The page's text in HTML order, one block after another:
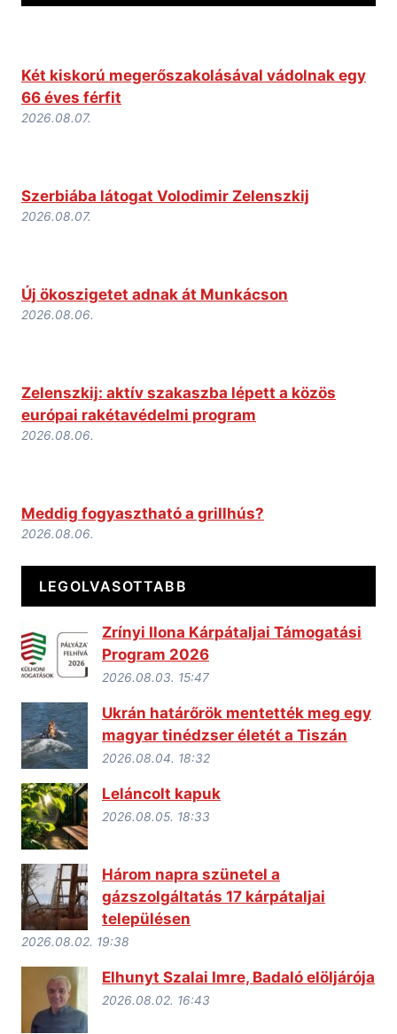
Két kiskorú megerőszakolásával vádolnak egy
66 éves férfit
2026.08.07.
Szerbiába látogat Volodimir Zelenszkij
2026.08.07.
Új ökoszigetet adnak át Munkácson
2026.08.06.
Zelenszkij: aktív szakaszba lépett a közös
európai rakétavédelmi program
2026.08.06.
Meddig fogyasztható a grillhús?
2026.08.06.
LEGOLVASOTTABB
Zrínyi Ilona Kárpátaljai Támogatási
Program 2026
2026.08.03. 15:47
Ukrán határőrök mentették meg egy
magyar tinédzser életét a Tiszán
2026.08.04. 18:32
Leláncolt kapuk
2026.08.05. 18:33
Három napra szünetel a
gázszolgáltatás 17 kárpátaljai
településen
2026.08.02. 19:38
Elhunyt Szalai Imre, Badaló elöljárója
2026.08.02. 16:43